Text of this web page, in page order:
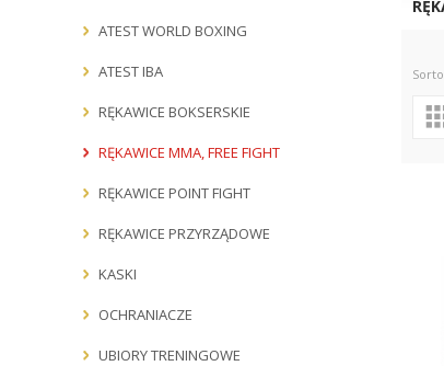
ATEST WORLD BOXING
ATEST IBA
RĘKAWICE BOKSERSKIE
RĘKAWICE MMA, FREE FIGHT
RĘKAWICE POINT FIGHT
RĘKAWICE PRZYRZĄDOWE
KASKI
OCHRANIACZE
UBIORY TRENINGOWE